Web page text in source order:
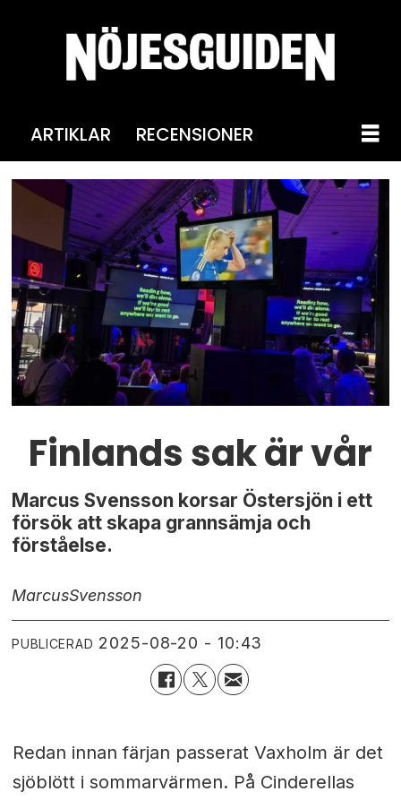
ARTIKLAR RECENSIONER
Finlands sak är vår
Marcus Svensson korsar Östersjön i ett
försök att skapa grannsämja och
förståelse.
MarcusSvensson
PUBLICERAD 2025-08-20 - 10:43
Redan innan färjan passerat Vaxholm är det
sjöblött i sommarvärmen. På Cinderellas